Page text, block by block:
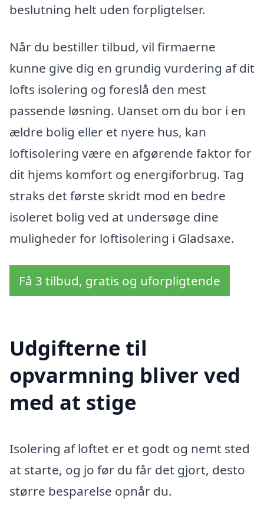
beslutning helt uden forpligtelser.
Når du bestiller tilbud, vil firmaerne
kunne give dig en grundig vurdering af dit
lofts isolering og foreslå den mest
passende løsning. Uanset om du bor i en
ældre bolig eller et nyere hus, kan
loftisolering være en afgørende faktor for
dit hjems komfort og energiforbrug. Tag
straks det første skridt mod en bedre
isoleret bolig ved at undersøge dine
muligheder for loftisolering i Gladsaxe.
Få 3 tilbud, gratis og uforpligtende
Udgifterne til
opvarmning bliver ved
med at stige
Isolering af loftet er et godt og nemt sted
at starte, og jo før du får det gjort, desto
større besparelse opnår du.